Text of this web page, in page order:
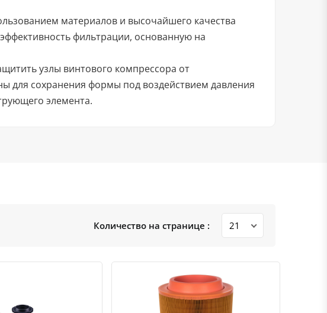
материалов и высочайшего качества
фильтрации, основанную на
узлы винтового компрессора от
для сохранения формы под воздействием давления
элемента.
Количество на странице :